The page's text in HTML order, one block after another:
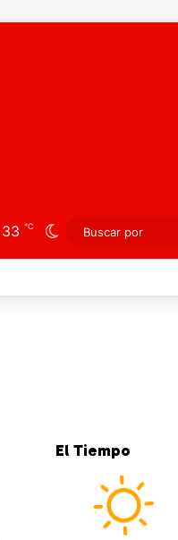
33 ℃ Switch skin
El Tiempo